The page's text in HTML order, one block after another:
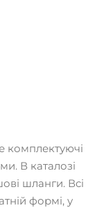
комплектуючі
В каталозі
шланги. Всі
формі, у